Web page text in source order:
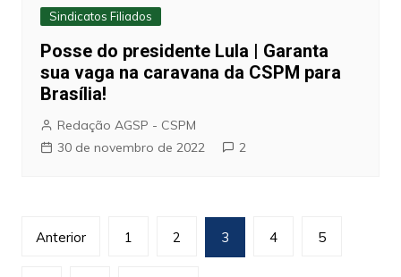
Sindicatos Filiados
Posse do presidente Lula | Garanta
sua vaga na caravana da CSPM para
Brasília!
Redação AGSP - CSPM
30 de novembro de 2022
2
Paginação
Anterior 1 2 3 4 5